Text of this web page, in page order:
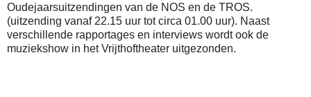
Oudejaarsuitzendingen van de NOS en de TROS.
(uitzending vanaf 22.15 uur tot circa 01.00 uur). Naast
verschillende rapportages en interviews wordt ook de
muziekshow in het Vrijthoftheater uitgezonden.